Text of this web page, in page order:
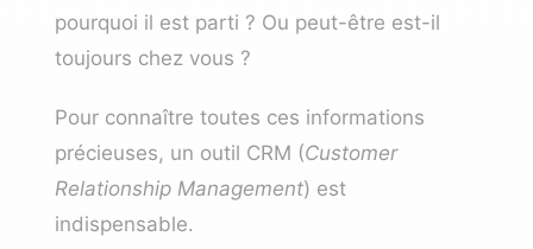
pourquoi il est parti ? Ou peut-être est-il
toujours chez vous ?
Pour connaître toutes ces informations
précieuses, un outil CRM (Customer
Relationship Management) est
indispensable.